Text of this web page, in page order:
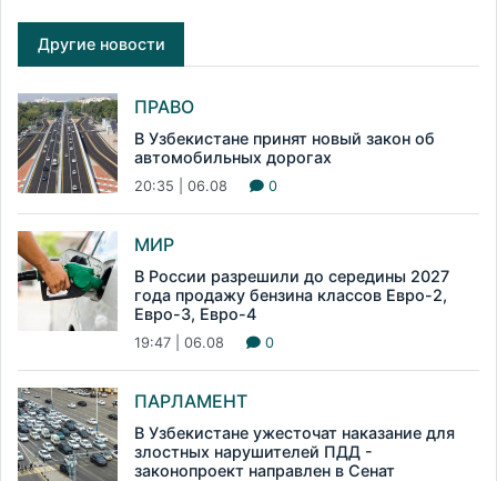
Другие новости
ПРАВО
В Узбекистане принят новый закон об
автомобильных дорогах
20:35 | 06.08 0
МИР
В России разрешили до середины 2027
года продажу бензина классов Евро-2,
Евро-3, Евро-4
19:47 | 06.08 0
ПАРЛАМЕНТ
В Узбекистане ужесточат наказание для
злостных нарушителей ПДД -
законопроект направлен в Сенат